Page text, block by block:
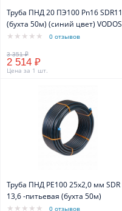
Труба ПНД 20 ПЭ100 Pn16 SDR11
(бухта 50м) (синий цвет) VODOS
Standart
0 отзывов
2 514 ₽
Цена за 1 шт.
Труба ПНД PE100 25x2,0 мм SDR
13,6 -питьевая (бухта 50м)
0 отзывов